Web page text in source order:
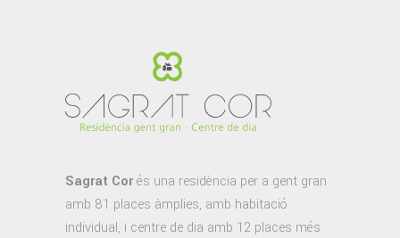
Sagrat Corés una residència per a gent gran
amb 81 places àmplies, amb habitació
individual, i centre de dia amb 12 places més